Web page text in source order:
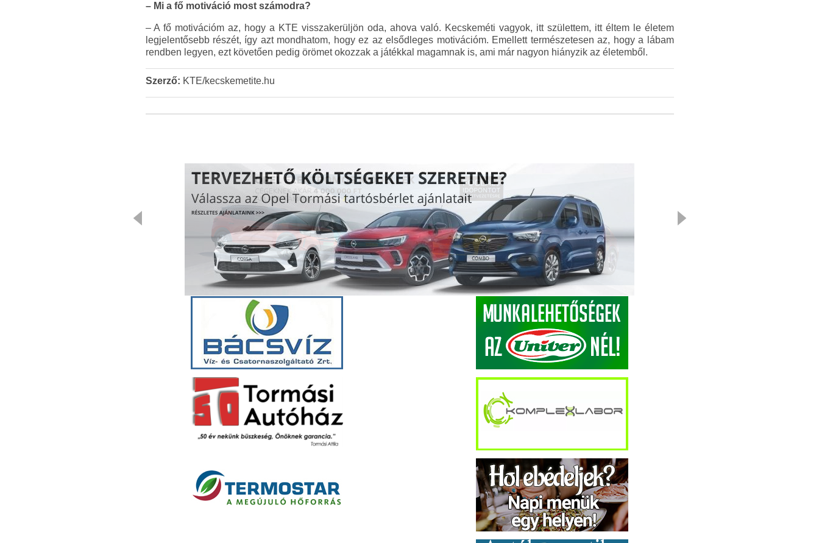
– Mi a fő motiváció most számodra?
– A fő motivációm az, hogy a KTE visszakerüljön oda, ahova való. Kecskeméti vagyok, itt születtem, itt éltem le életem
legjelentősebb részét, így azt mondhatom, hogy ez az elsődleges motivációm. Emellett természetesen az, hogy a lábam
rendben legyen, ezt követően pedig örömet okozzak a játékkal magamnak is, ami már nagyon hiányzik az életemből.
Szerző: KTE/kecskemetite.hu